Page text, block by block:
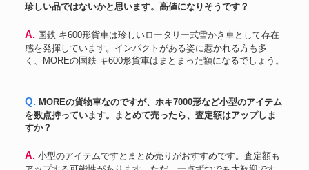
珍しい品ではないかと思います。高値になりそうです？
A. 国鉄 キ600形貨車は珍しいロータリー式雪かき車として存在
感を発揮しています。インパクトがある姿に惹かれる方も多
く、MOREの国鉄 キ600形貨車はまとまった額になるでしょう。
Q. MOREの貨物車なのですが、ホキ7000形など小型のアイテム
を数点持っています。まとめて売ったら、査定額はアップしま
すか？
A. 小型のアイテムですとまとめ売りがおすすめです。査定額も